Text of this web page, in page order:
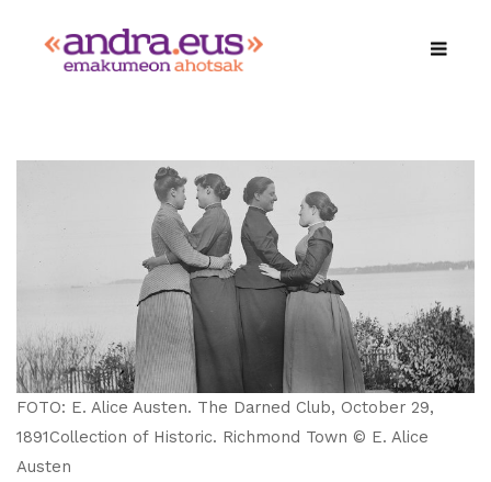
FOTO: E. Alice Austen. The Darned Club, October 29,
1891Collection of Historic. Richmond Town © E. Alice
Austen